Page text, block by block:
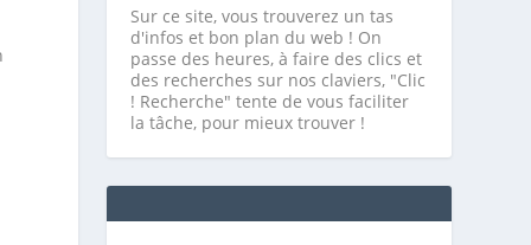
Sur ce site, vous trouverez un tas
d'infos et bon plan du web ! On
passe des heures, à faire des clics et
des recherches sur nos claviers, "Clic
! Recherche" tente de vous faciliter
la tâche, pour mieux trouver !